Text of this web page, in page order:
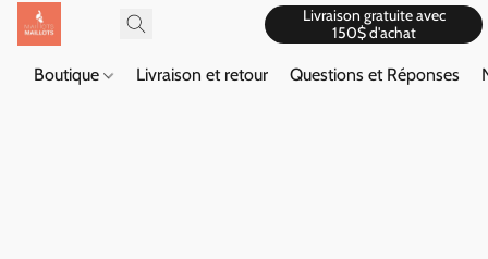
Livraison gratuite avec
150$ d'achat
Boutique Livraison et retour Questions et Réponses